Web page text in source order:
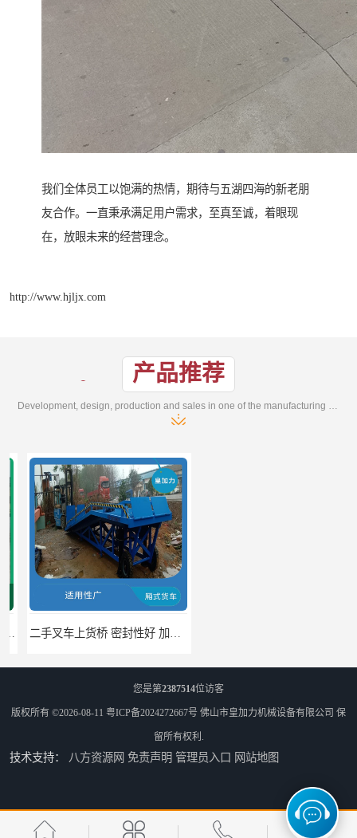
我们全体员工以饱满的热情，期待与五湖四海的新老朋
友合作。一直秉承满足用户需求，至真至诚，着眼现
在，放眼未来的经营理念。
http://www.hjljx.com
产品推荐
二手叉车上货桥 密封性好 加快物料流通速度
闽台柴油叉车上货平台 操作方便 加快物料流通速度
您是第2387514位访客
版权所有 ©2026-08-11 粤ICP备2024272667号 佛山市皇加力机械设备有限公司 保
留所有权利.
技术支持： 八方资源网 免责声明 管理员入口 网站地图